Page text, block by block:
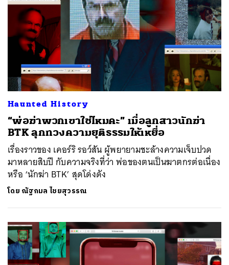
Haunted History
“พ่อฆ่าพวกเขาใช่ไหมคะ” เมื่อลูกสาวนักฆ่า
BTK ลุกทวงความยุติธรรมให้เหยื่อ
เรื่องราวของ เคอร์ริ รอว์สัน ผู้พยายามชะล้างความเจ็บปวด
มาหลายสิบปี กับความจริงที่ว่า พ่อของตนเป็นฆาตกรต่อเนื่อง
หรือ ‘นักฆ่า BTK’ สุดโด่งดัง
โดย ณัฐกมล ไชยสุวรรณ